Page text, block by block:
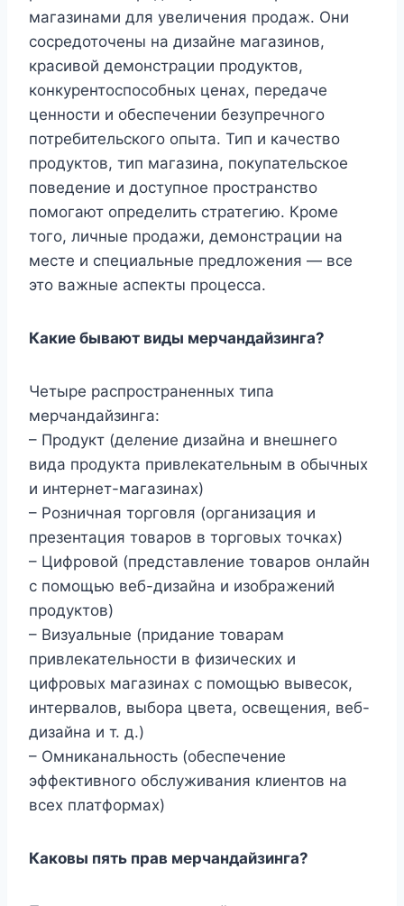
магазинами для увеличения продаж. Они
сосредоточены на дизайне магазинов,
красивой демонстрации продуктов,
конкурентоспособных ценах, передаче
ценности и обеспечении безупречного
потребительского опыта. Тип и качество
продуктов, тип магазина, покупательское
поведение и доступное пространство
помогают определить стратегию. Кроме
того, личные продажи, демонстрации на
месте и специальные предложения — все
это важные аспекты процесса.
Какие бывают виды мерчандайзинга?
Четыре распространенных типа
мерчандайзинга:
– Продукт (деление дизайна и внешнего
вида продукта привлекательным в обычных
и интернет-магазинах)
– Розничная торговля (организация и
презентация товаров в торговых точках)
– Цифровой (представление товаров онлайн
с помощью веб-дизайна и изображений
продуктов)
– Визуальные (придание товарам
привлекательности в физических и
цифровых магазинах с помощью вывесок,
интервалов, выбора цвета, освещения, веб-
дизайна и т. д.)
– Омниканальность (обеспечение
эффективного обслуживания клиентов на
всех платформах)
Каковы пять прав мерчандайзинга?